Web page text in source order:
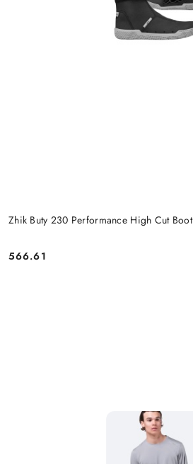
Zhik Buty 230 Performance High Cut Boot
Cena:
566.61